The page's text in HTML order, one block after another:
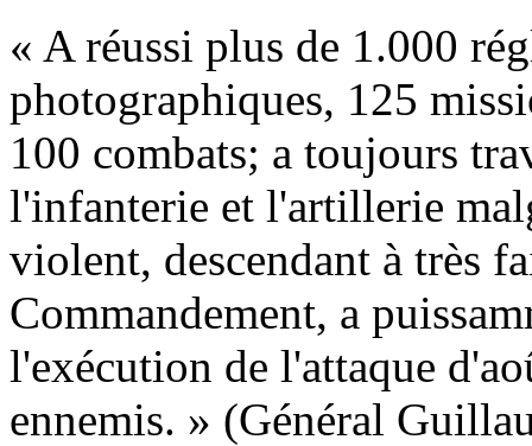
« A réussi plus de 1.000
photographiques, 125
100 combats; a toujours
l'infanterie et l'artillerie
violent, descendant à très
Commandement, a
l'exécution de l'attaque
ennemis. » (Général